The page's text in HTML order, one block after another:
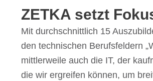
ZETKA setzt
Mit durch­schnitt­lich 15
den tech­ni­schen Berufs­fel­dern
mitt­ler­weile auch die IT, der
die wir ergrei­fen können, um